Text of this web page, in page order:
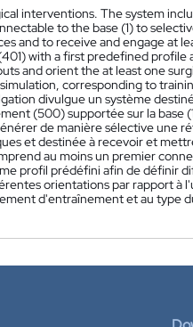
interventions. The system
to the base (1) to
and to receive and engage at
with a first predefined profile
and orient the at least one
corresponding to
divulgue un système
(500) supportée sur la base
de manière sélective une
et destinée à recevoir et
au moins un premier
profil prédéfini afin de définir
orientations par rapport à
d'entraînement et au type